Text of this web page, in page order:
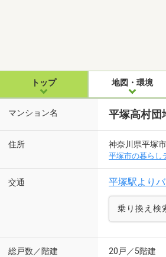
トップ 地図・環境
マンション名 平塚高村団
住所 神奈川県平塚
平塚市の暮らし
交通 平塚駅より
乗り換え検
総戸数／階建 20戸／5階建